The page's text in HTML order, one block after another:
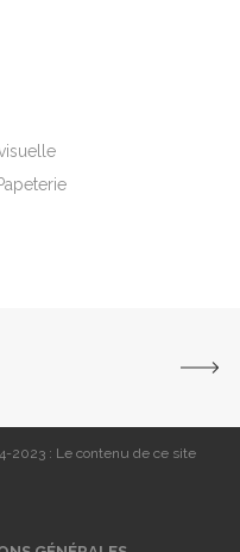
2023 : Le contenu de ce site